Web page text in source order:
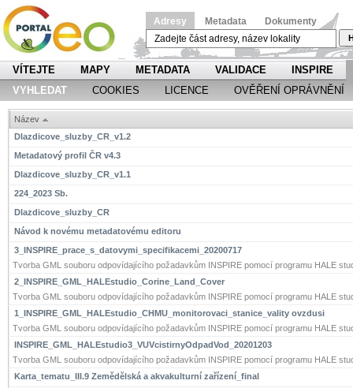
Adresy Metadata Dokumenty
VÍTEJTE MAPY METADATA VALIDACE
INSPIRE
VYHLEDAT
COOKIES LICENCE OVĚŘENÍ OPRÁVNĚNÍ
Název
Dlazdicove_sluzby_CR_v1.2
Metadatový profil ČR v4.3
Dlazdicove_sluzby_CR_v1.1
224_2023 Sb.
Dlazdicove_sluzby_CR
Návod k novému metadatovému editoru
3_INSPIRE_prace_s_datovymi_specifikacemi_20200717
Tvorba GML souboru odpovídajícího požadavkům INSPIRE pomocí programu HALE
2_INSPIRE_GML_HALEstudio_Corine_Land_Cover
Tvorba GML souboru odpovídajícího požadavkům INSPIRE pomocí programu HALE
1_INSPIRE_GML_HALEstudio_CHMU_monitorovaci_stanice_vality ovzdusi
Tvorba GML souboru odpovídajícího požadavkům INSPIRE pomocí programu HALE
INSPIRE_GML_HALEstudio3_VUVcistirnyOdpadVod_20201203
Tvorba GML souboru odpovídajícího požadavkům INSPIRE pomocí programu HALE
Karta_tematu_III.9 Zemědělská a akvakulturní zařízení_final